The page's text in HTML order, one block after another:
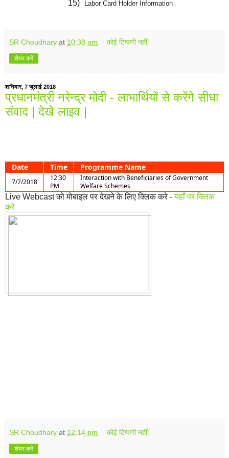
15) Labor Card Holder Information
SR Choudhary at 10:38 am कोई टिप्पणी नहीं:
शेयर करें
शनिवार, 7 जुलाई 2018
प्रधानमंत्री नरेन्द्र मोदी - लाभार्थियों से करेंगे सीधा
संवाद | देखे लाइव |
Date Time Programme Name
7/7/2018
12:30
PM
Interaction with Beneficiaries of Government
Welfare Schemes
Live Webcast को मोबाइल पर देखने के लिए क्लिक करे -यहाँ पर क्लिक
करे
SR Choudhary at 12:14 pm कोई टिप्पणी नहीं:
शेयर करें